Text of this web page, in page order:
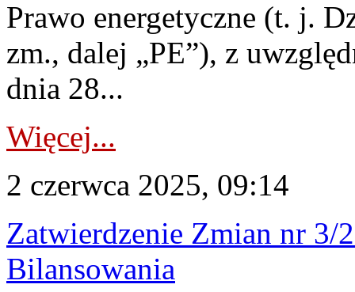
Prawo energetyczne (t. j.
zm., dalej „PE”), z
dnia 28...
Więcej...
2 czerwca 2025, 09:14
Zatwierdzenie Zmian nr 3/
Bilansowania